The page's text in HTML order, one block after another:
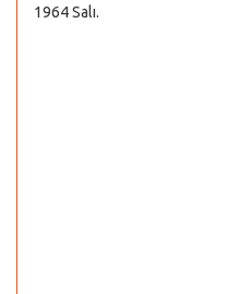
1964 Salı.